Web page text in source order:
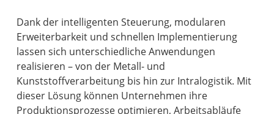
Dank der intelligenten Steuerung, modularen
Erweiterbarkeit und schnellen Implementierung
lassen sich unterschiedliche Anwendungen
realisieren – von der Metall- und
Kunststoffverarbeitung bis hin zur Intralogistik. Mit
dieser Lösung können Unternehmen ihre
Produktionsprozesse optimieren, Arbeitsabläufe